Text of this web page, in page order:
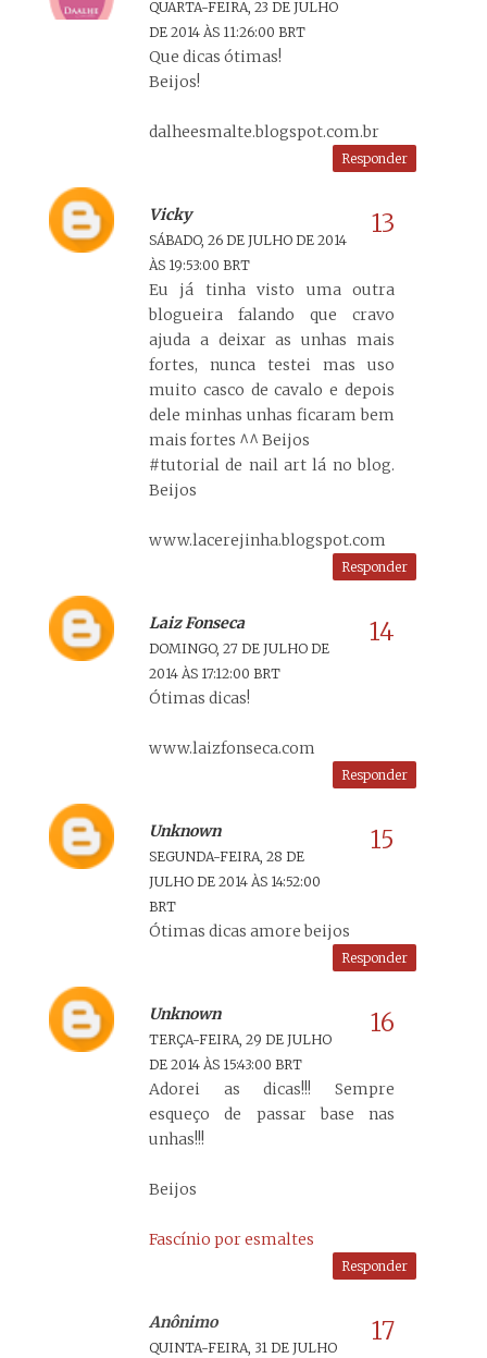
QUARTA-FEIRA, 23 DE JULHO
DE 2014 ÀS 11:26:00 BRT
Que dicas ótimas!
Beijos!
dalheesmalte.blogspot.com.br
Responder
Vicky
SÁBADO, 26 DE JULHO DE 2014
ÀS 19:53:00 BRT
Eu já tinha visto uma outra
blogueira falando que cravo
ajuda a deixar as unhas mais
fortes, nunca testei mas uso
muito casco de cavalo e depois
dele minhas unhas ficaram bem
mais fortes ^^ Beijos
#tutorial de nail art lá no blog.
Beijos
www.lacerejinha.blogspot.com
Responder
Laiz Fonseca
DOMINGO, 27 DE JULHO DE
2014 ÀS 17:12:00 BRT
Ótimas dicas!
www.laizfonseca.com
Responder
Unknown
SEGUNDA-FEIRA, 28 DE
JULHO DE 2014 ÀS 14:52:00
BRT
Ótimas dicas amore beijos
Responder
Unknown
TERÇA-FEIRA, 29 DE JULHO
DE 2014 ÀS 15:43:00 BRT
Adorei as dicas!!! Sempre
esqueço de passar base nas
unhas!!!
Beijos
Fascínio por esmaltes
Responder
Anônimo
QUINTA-FEIRA, 31 DE JULHO